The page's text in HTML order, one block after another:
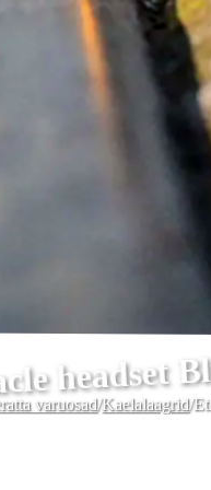
headset
varuosad/Kaelalaagrid/